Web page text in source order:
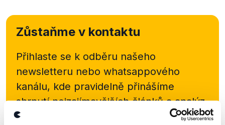
Zůstaňme v kontaktu
Přihlaste se k odběru našeho
newsletteru nebo whatsappového
kanálu, kde pravidelně přinášíme
shrnutí nejzajímavějších článků a analýz.
Začněte nás odebírat, a mějte tak